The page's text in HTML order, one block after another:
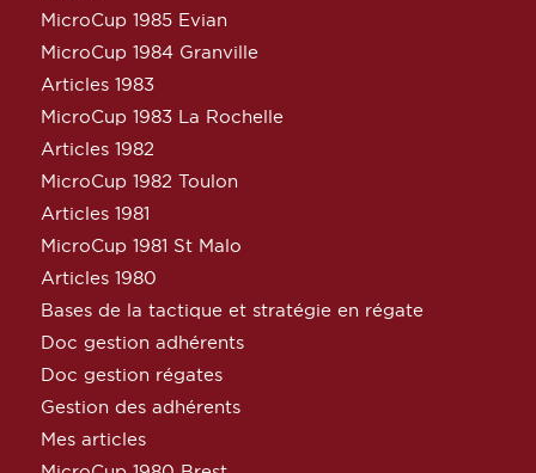
MicroCup 1985 Evian
MicroCup 1984 Granville
Articles 1983
MicroCup 1983 La Rochelle
Articles 1982
MicroCup 1982 Toulon
Articles 1981
MicroCup 1981 St Malo
Articles 1980
Bases de la tactique et stratégie en régate
Doc gestion adhérents
Doc gestion régates
Gestion des adhérents
Mes articles